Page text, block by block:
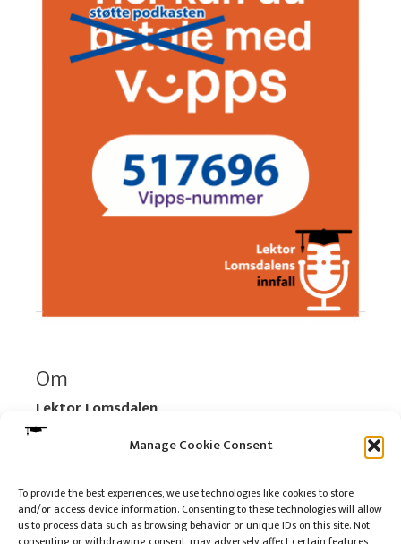
Manage Cookie Consent
To provide the best experiences, we use technologies like cookies to store
and/or access device information. Consenting to these technologies will allow
us to process data such as browsing behavior or unique IDs on this site. Not
Om
Lektor Lomsdalen
Organisasjonsnummer:
920 712 312 MVA
Les mer:Om selskapet